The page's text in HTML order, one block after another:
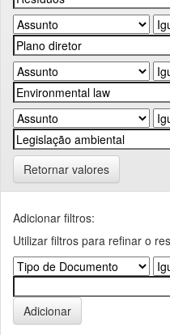
Retornar valores
Adicionar filtros:
Utilizar filtros para refinar o